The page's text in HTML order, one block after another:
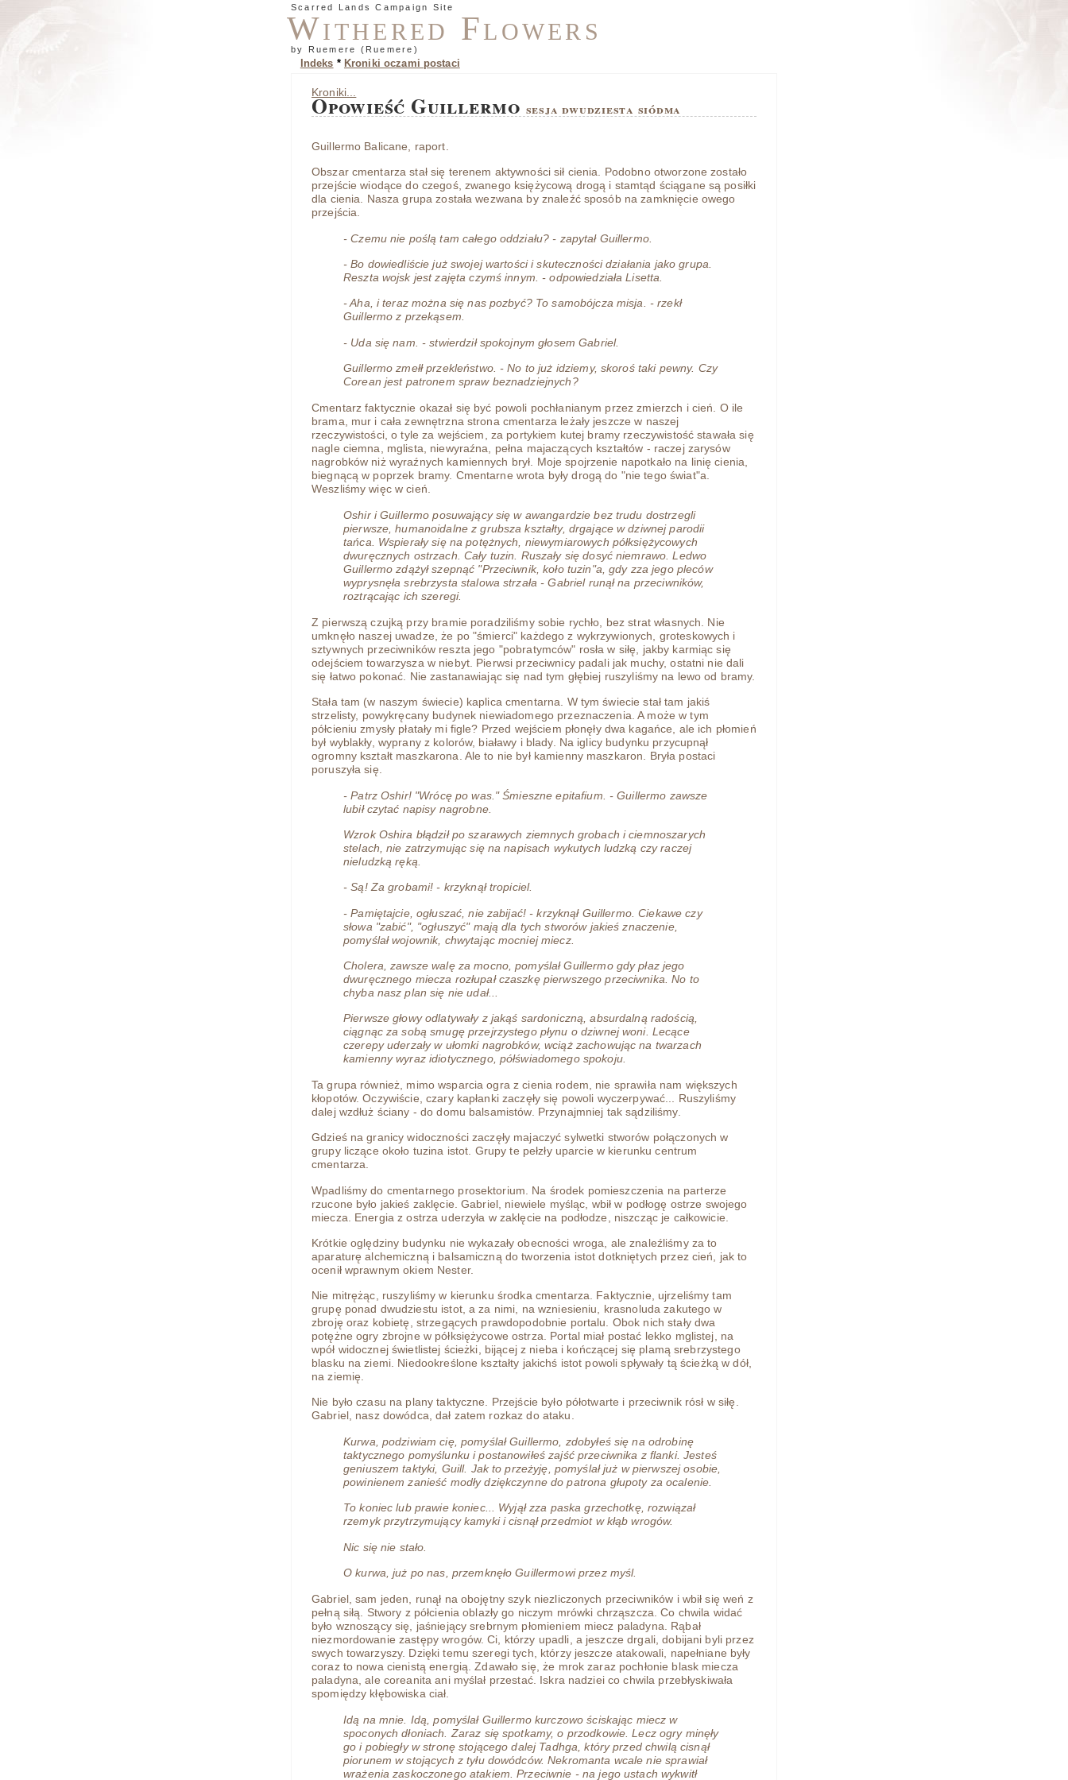
Scarred Lands Campaign Site
Withered Flowers
by Ruemere (Ruemere)
Indeks * Kroniki oczami postaci
Kroniki...
Opowieść Guillermo sesja dwudziesta siódma
Guillermo Balicane, raport.
Obszar cmentarza stał się terenem aktywności sił cienia. Podobno otworzone zostało
przejście wiodące do czegoś, zwanego księżycową drogą i stamtąd ściągane są posiłki
dla cienia. Nasza grupa została wezwana by znaleźć sposób na zamknięcie owego
przejścia.
- Czemu nie poślą tam całego oddziału? - zapytał Guillermo.
- Bo dowiedliście już swojej wartości i skuteczności działania jako grupa.
Reszta wojsk jest zajęta czymś innym. - odpowiedziała Lisetta.
- Aha, i teraz można się nas pozbyć? To samobójcza misja. - rzekł
Guillermo z przekąsem.
- Uda się nam. - stwierdził spokojnym głosem Gabriel.
Guillermo zmełł przekleństwo. - No to już idziemy, skoroś taki pewny. Czy
Corean jest patronem spraw beznadziejnych?
Cmentarz faktycznie okazał się być powoli pochłanianym przez zmierzch i cień. O ile
brama, mur i cała zewnętrzna strona cmentarza leżały jeszcze w naszej
rzeczywistości, o tyle za wejściem, za portykiem kutej bramy rzeczywistość stawała się
nagle ciemna, mglista, niewyraźna, pełna majaczących kształtów - raczej zarysów
nagrobków niż wyraźnych kamiennych brył. Moje spojrzenie napotkało na linię cienia,
biegnącą w poprzek bramy. Cmentarne wrota były drogą do "nie tego świat"a.
Weszliśmy więc w cień.
Oshir i Guillermo posuwający się w awangardzie bez trudu dostrzegli
pierwsze, humanoidalne z grubsza kształty, drgające w dziwnej parodii
tańca. Wspierały się na potężnych, niewymiarowych półksiężycowych
dwuręcznych ostrzach. Cały tuzin. Ruszały się dosyć niemrawo. Ledwo
Guillermo zdążył szepnąć "Przeciwnik, koło tuzin"a, gdy zza jego pleców
wyprysnęła srebrzysta stalowa strzała - Gabriel runął na przeciwników,
roztrącając ich szeregi.
Z pierwszą czujką przy bramie poradziliśmy sobie rychło, bez strat własnych. Nie
umknęło naszej uwadze, że po "śmierci" każdego z wykrzywionych, groteskowych i
sztywnych przeciwników reszta jego "pobratymców" rosła w siłę, jakby karmiąc się
odejściem towarzysza w niebyt. Pierwsi przeciwnicy padali jak muchy, ostatni nie dali
się łatwo pokonać. Nie zastanawiając się nad tym głębiej ruszyliśmy na lewo od bramy.
Stała tam (w naszym świecie) kaplica cmentarna. W tym świecie stał tam jakiś
strzelisty, powykręcany budynek niewiadomego przeznaczenia. A może w tym
półcieniu zmysły płatały mi figle? Przed wejściem płonęły dwa kagańce, ale ich płomień
był wyblakły, wyprany z kolorów, białawy i blady. Na iglicy budynku przycupnął
ogromny kształt maszkarona. Ale to nie był kamienny maszkaron. Bryła postaci
poruszyła się.
- Patrz Oshir! "Wrócę po was." Śmieszne epitafium. - Guillermo zawsze
lubił czytać napisy nagrobne.
Wzrok Oshira błądził po szarawych ziemnych grobach i ciemnoszarych
stelach, nie zatrzymując się na napisach wykutych ludzką czy raczej
nieludzką ręką.
- Są! Za grobami! - krzyknął tropiciel.
- Pamiętajcie, ogłuszać, nie zabijać! - krzyknął Guillermo. Ciekawe czy
słowa "zabić", "ogłuszyć" mają dla tych stworów jakieś znaczenie,
pomyślał wojownik, chwytając mocniej miecz.
Cholera, zawsze walę za mocno, pomyślał Guillermo gdy płaz jego
dwuręcznego miecza rozłupał czaszkę pierwszego przeciwnika. No to
chyba nasz plan się nie udał...
Pierwsze głowy odlatywały z jakąś sardoniczną, absurdalną radością,
ciągnąc za sobą smugę przejrzystego płynu o dziwnej woni. Lecące
czerepy uderzały w ułomki nagrobków, wciąż zachowując na twarzach
kamienny wyraz idiotycznego, półświadomego spokoju.
Ta grupa również, mimo wsparcia ogra z cienia rodem, nie sprawiła nam większych
kłopotów. Oczywiście, czary kapłanki zaczęły się powoli wyczerpywać... Ruszyliśmy
dalej wzdłuż ściany - do domu balsamistów. Przynajmniej tak sądziliśmy.
Gdzieś na granicy widoczności zaczęły majaczyć sylwetki stworów połączonych w
grupy liczące około tuzina istot. Grupy te pełzły uparcie w kierunku centrum
cmentarza.
Wpadliśmy do cmentarnego prosektorium. Na środek pomieszczenia na parterze
rzucone było jakieś zaklęcie. Gabriel, niewiele myśląc, wbił w podłogę ostrze swojego
miecza. Energia z ostrza uderzyła w zaklęcie na podłodze, niszcząc je całkowicie.
Krótkie oględziny budynku nie wykazały obecności wroga, ale znaleźliśmy za to
aparaturę alchemiczną i balsamiczną do tworzenia istot dotkniętych przez cień, jak to
ocenił wprawnym okiem Nester.
Nie mitrężąc, ruszyliśmy w kierunku środka cmentarza. Faktycznie, ujrzeliśmy tam
grupę ponad dwudziestu istot, a za nimi, na wzniesieniu, krasnoluda zakutego w
zbroję oraz kobietę, strzegących prawdopodobnie portalu. Obok nich stały dwa
potężne ogry zbrojne w półksiężycowe ostrza. Portal miał postać lekko mglistej, na
wpół widocznej świetlistej ścieżki, bijącej z nieba i kończącej się plamą srebrzystego
blasku na ziemi. Niedookreślone kształty jakichś istot powoli spływały tą ścieżką w dół,
na ziemię.
Nie było czasu na plany taktyczne. Przejście było półotwarte i przeciwnik rósł w siłę.
Gabriel, nasz dowódca, dał zatem rozkaz do ataku.
Kurwa, podziwiam cię, pomyślał Guillermo, zdobyłeś się na odrobinę
taktycznego pomyślunku i postanowiłeś zajść przeciwnika z flanki. Jesteś
geniuszem taktyki, Guill. Jak to przeżyję, pomyślał już w pierwszej osobie,
powinienem zanieść modły dziękczynne do patrona głupoty za ocalenie.
To koniec lub prawie koniec... Wyjął zza paska grzechotkę, rozwiązał
rzemyk przytrzymujący kamyki i cisnął przedmiot w kłąb wrogów.
Nic się nie stało.
O kurwa, już po nas, przemknęło Guillermowi przez myśl.
Gabriel, sam jeden, runął na obojętny szyk niezliczonych przeciwników i wbił się weń z
pełną siłą. Stwory z półcienia oblazły go niczym mrówki chrząszcza. Co chwila widać
było wznoszący się, jaśniejący srebrnym płomieniem miecz paladyna. Rąbał
niezmordowanie zastępy wrogów. Ci, którzy upadli, a jeszcze drgali, dobijani byli przez
swych towarzyszy. Dzięki temu szeregi tych, którzy jeszcze atakowali, napełniane były
coraz to nowa cienistą energią. Zdawało się, że mrok zaraz pochłonie blask miecza
paladyna, ale coreanita ani myślał przestać. Iskra nadziei co chwila przebłyskiwała
spomiędzy kłębowiska ciał.
Idą na mnie. Idą, pomyślał Guillermo kurczowo ściskając miecz w
spoconych dłoniach. Zaraz się spotkamy, o przodkowie. Lecz ogry minęły
go i pobiegły w stronę stojącego dalej Tadhga, który przed chwilą cisnął
piorunem w stojących z tyłu dowódców. Nekromanta wcale nie sprawiał
wrażenia zaskoczonego atakiem. Przeciwnie - na jego ustach wykwitł